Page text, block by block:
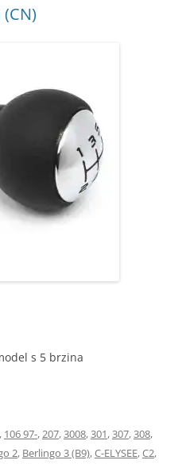
s 5 brzina
, 106 97-,207,3008,301,307,308,
2, Berlingo 3 (B9),C-ELYSEE,C2,